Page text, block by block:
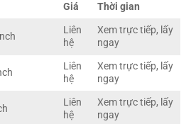
Giá Thời gian
Liên
hệ
Xem trực tiếp, lấy
ngay
Liên
hệ
Xem trực tiếp, lấy
ngay
Liên
hệ
Xem trực tiếp, lấy
ngay